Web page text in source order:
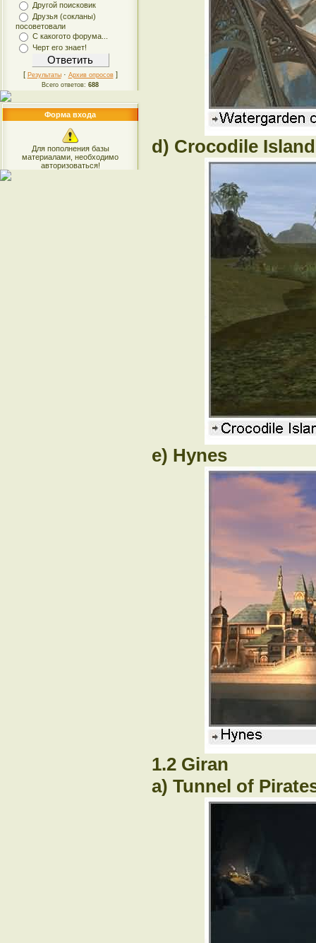
Другой поисковик
Друзья (сокланы)
посоветовали
С какогото форума...
Черт его знает!
[ Результаты· Архив опросов]
Всего ответов: 688
Форма входа
Для пополнения базы
материалами, необходимо
авторизоваться!
d) Crocodile Island
e) Hynes
1.2 Giran
a) Tunnel of